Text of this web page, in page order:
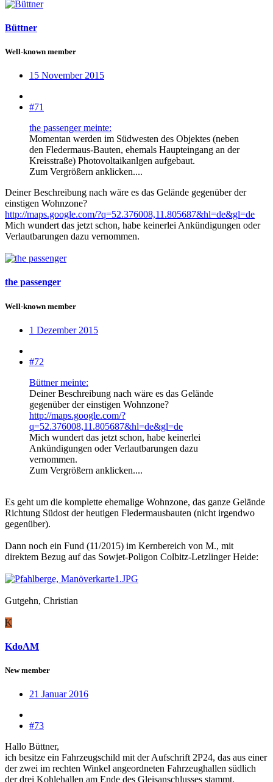
Büttner
Well-known member
15 November 2015
#71
the passenger meinte:
Momentan werden im Südwesten des Objektes (neben
den Fledermaus-Bauten, ehemals Haupteingang an der
Kreisstraße) Photovoltaikanlgen aufgebaut.
Zum Vergrößern anklicken....
Deiner Beschreibung nach wäre es das Gelände gegenüber der
einstigen Wohnzone?
http://maps.google.com/?q=52.376008,11.805687&hl=de&gl=de
Mich wundert das jetzt schon, habe keinerlei Ankündigungen oder
Verlautbarungen dazu vernommen.
the passenger
Well-known member
1 Dezember 2015
#72
Büttner meinte:
Deiner Beschreibung nach wäre es das Gelände
gegenüber der einstigen Wohnzone?
http://maps.google.com/?
q=52.376008,11.805687&hl=de&gl=de
Mich wundert das jetzt schon, habe keinerlei
Ankündigungen oder Verlautbarungen dazu
vernommen.
Zum Vergrößern anklicken....
Es geht um die komplette ehemalige Wohnzone, das ganze Gelände
Richtung Südost der heutigen Fledermausbauten (nicht irgendwo
gegenüber).
Dann noch ein Fund (11/2015) im Kernbereich von M., mit
direktem Bezug auf das Sowjet-Poligon Colbitz-Letzlinger Heide:
Gutgehn, Christian
K
KdoAM
New member
21 Januar 2016
#73
Hallo Büttner,
ich besitze ein Fahrzeugschild mit der Aufschrift 2P24, das aus einer
der zwei im rechten Winkel angeordneten Fahrzeughallen südlich
der drei Kohlehallen am Ende des Gleisanschlusses stammt.